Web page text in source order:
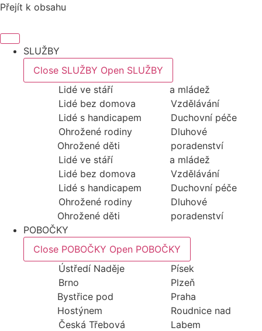
Přejít k obsahu
SLUŽBY
Close SLUŽBY Open SLUŽBY
Lidé ve stáří
Lidé bez domova
Lidé s handicapem
Ohrožené rodiny
Ohrožené děti
a mládež
Vzdělávání
Duchovní péče
Dluhové
poradenství
Lidé ve stáří
Lidé bez domova
Lidé s handicapem
Ohrožené rodiny
Ohrožené děti
a mládež
Vzdělávání
Duchovní péče
Dluhové
poradenství
POBOČKY
Close POBOČKY Open POBOČKY
Ústředí Naděje
Brno
Bystřice pod
Hostýnem
Česká Třebová
Písek
Plzeň
Praha
Roudnice nad
Labem